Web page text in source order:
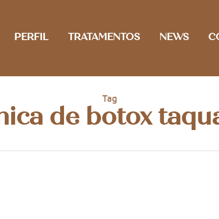
PERFIL TRATAMENTOS NEWS
Tag
de botox